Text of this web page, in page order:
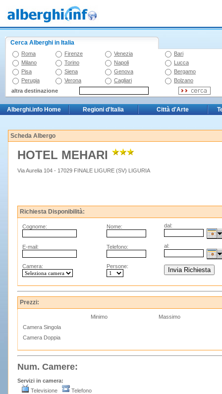
Cerca Alberghi in Italia
Roma Firenze Venezia
Bari
Milano
Torino Napoli
Lucca
Pisa
Siena Genova
Bergamo
Perugia
Verona Cagliari
Bolzano
altra destinazione
Alberghi.info Home Regioni d'Italia Città d'Arte
Scheda Albergo
HOTEL MEHARI
Via Aurelia 104 - 17029 FINALE LIGURE (SV) LIGURIA
Richiesta Disponibilità:
Cognome: Nome: dal:
E-mail: Telefono: al:
Camera: Persone:
Prezzi:
Minimo
Massimo
Camera Singola
Camera Doppia
Num. Camere:
Servizi in camera:
Televisione
Telefono